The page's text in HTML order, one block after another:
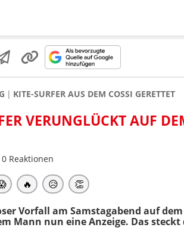
KITE-SURFER AUS DEM COSSI GERETTET
VERUNGLÜCKT AUF
0 Reaktionen
🔥 😥 👏
Vorfall am Samstagabend auf dem
Mann nun eine Anzeige. Das